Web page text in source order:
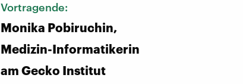
Vortragende:
Monika Pobiruchin,
Medizin-Informatikerin
am Gecko Institut